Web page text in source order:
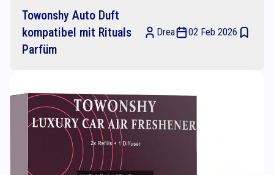
Towonshy Auto Duft
kompatibel mit Rituals
Parfüm
Drea 02 Feb 2026